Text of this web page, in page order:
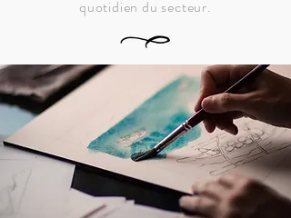
quotidien du secteur.